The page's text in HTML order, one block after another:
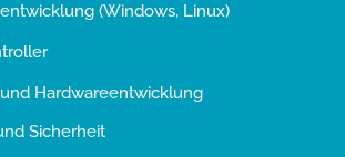
(Windows, Linux)
Hardwareentwicklung
Sicherheit